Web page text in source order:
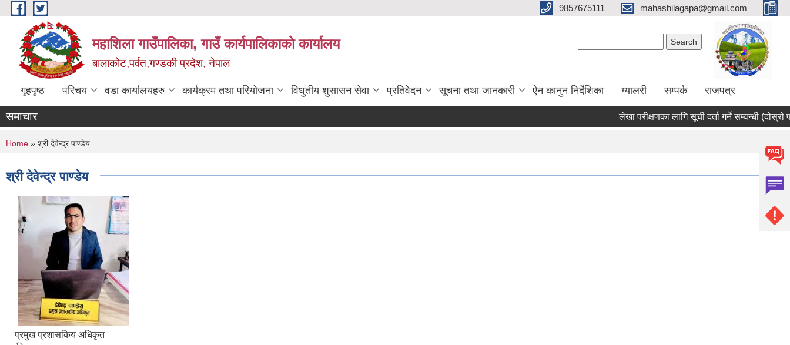
Skip to main content 9857675111 mahashilagapa@gmail.com
महाशिला गाउँपालिका, गाउँ कार्यपालिकाको कार्यालय
बालाकोट,पर्वत,गण्डकी प्रदेश, नेपाल
गृहपृष्ठ परिचय वडा कार्यालयहरु कार्यक्रम तथा परियोजना विधुतीय शुसासन सेवा प्रतिवेदन सूचना तथा जानकारी ऐन कानुन निर्देशिका ग्यालरी सम्पर्क राजपत्र
समाचार लेखा परीक्षणका लागि सूची दर्ता गर्ने सम्वन्धी (दोस्रो
You are here
Home » श्री देवेन्द्र पाण्डेय
श्री देवेन्द्र पाण्डेय
प्रमुख प्रशासकिय अधिकृत